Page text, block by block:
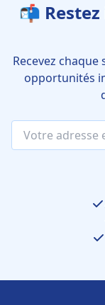
📬
Recevez
opportunités